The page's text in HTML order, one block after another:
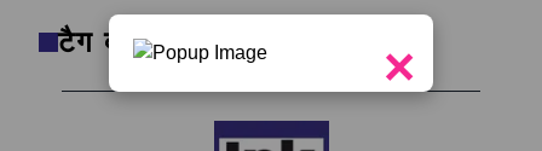
×
टैग क्लाउड